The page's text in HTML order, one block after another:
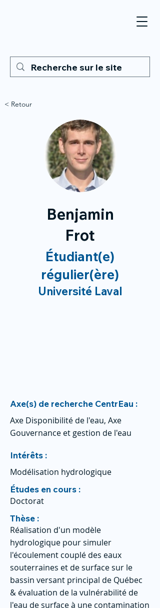
< Retour
Benjamin
Frot
Étudiant(e)
régulier(ère)
Université Laval
Axe(s) de recherche CentrEau :
Axe Disponibilité de l'eau, Axe
Gouvernance et gestion de l'eau
Intérêts :
Modélisation hydrologique
Études en cours :
Doctorat
Thèse :
Réalisation d'un modèle
hydrologique pour simuler
l'écoulement couplé des eaux
souterraines et de surface sur le
bassin versant principal de Québec
& évaluation de la vulnérabilité de
l'eau de surface à une contamination